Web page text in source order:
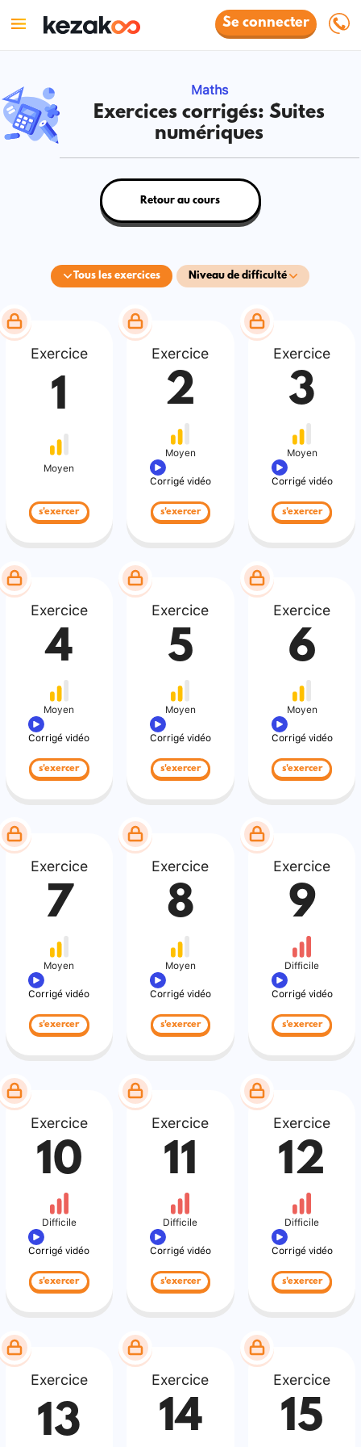
Se connecter
Maths
Exercices corrigés: Suites
numériques
Tous les exercices Niveau de difficulté
Retour au cours
Exercice
1
Moyen
s'exercer
Exercice
2
Moyen
Corrigé vidéo
s'exercer
Exercice
3
Moyen
Corrigé vidéo
s'exercer
Exercice
4
Moyen
Corrigé vidéo
s'exercer
Exercice
5
Moyen
Corrigé vidéo
s'exercer
Exercice
6
Moyen
Corrigé vidéo
s'exercer
Exercice
7
Moyen
Corrigé vidéo
s'exercer
Exercice
8
Moyen
Corrigé vidéo
s'exercer
Exercice
9
Difficile
Corrigé vidéo
s'exercer
Exercice
10
Difficile
Corrigé vidéo
s'exercer
Exercice
11
Difficile
Corrigé vidéo
s'exercer
Exercice
12
Difficile
Corrigé vidéo
s'exercer
Exercice
13
Exercice
14
Exercice
15